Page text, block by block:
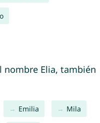
nombre Elia, también
Emilia Mila